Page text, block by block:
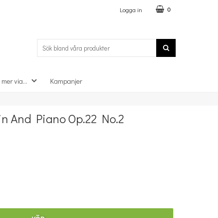
Logga in 0
via... Kampanjer
And Piano Op.22 No.2